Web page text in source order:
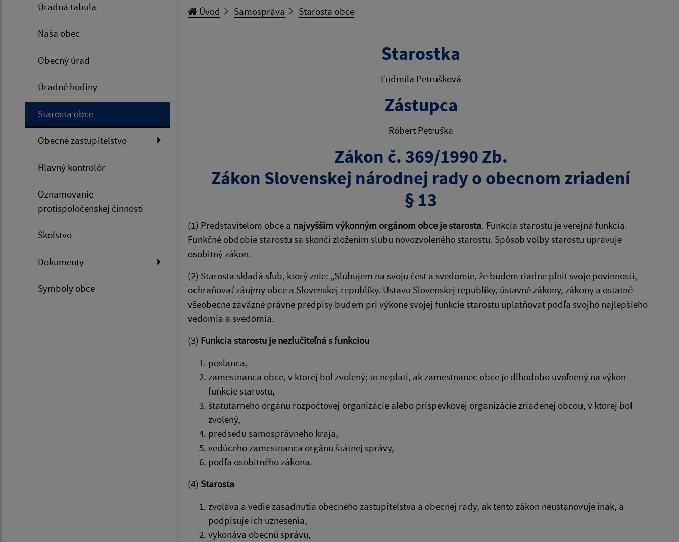
Úradná tabuľa
Naša obec
Obecný úrad
Úradné hodiny
Starosta obce
Obecné zastupiteľstvo
Hlavný kontrolór
Oznamovanie
protispoločenskej činnosti
Školstvo
Dokumenty
Symboly obce
Úvod Samospráva Starosta obce
Starostka
Ľudmila Petrušková
Zástupca
Róbert Petruška
Zákon č. 369/1990 Zb.
Zákon Slovenskej národnej rady o obecnom zriadení
§ 13
(1) Predstaviteľom obce a najvyšším výkonným orgánom obce je starosta. Funkcia starostu je verejná funkcia.
Funkčné obdobie starostu sa skončí zložením sľubu novozvoleného starostu. Spôsob voľby starostu upravuje
osobitný zákon.
(2) Starosta skladá sľub, ktorý znie: „Sľubujem na svoju česť a svedomie, že budem riadne plniť svoje povinnosti,
ochraňovať záujmy obce a Slovenskej republiky. Ústavu Slovenskej republiky, ústavné zákony, zákony a ostatné
všeobecne záväzné právne predpisy budem pri výkone svojej funkcie starostu uplatňovať podľa svojho najlepšieho
vedomia a svedomia.
(3) Funkcia starostu je nezlučiteľná s funkciou
poslanca,
zamestnanca obce, v ktorej bol zvolený; to neplatí, ak zamestnanec obce je dlhodobo uvoľnený na výkon
funkcie starostu,
štatutárneho orgánu rozpočtovej organizácie alebo príspevkovej organizácie zriadenej obcou, v ktorej bol
zvolený,
predsedu samosprávneho kraja,
vedúceho zamestnanca orgánu štátnej správy,
podľa osobitného zákona.
(4) Starosta
zvoláva a vedie zasadnutia obecného zastupiteľstva a obecnej rady, ak tento zákon neustanovuje inak, a
podpisuje ich uznesenia,
vykonáva obecnú správu,